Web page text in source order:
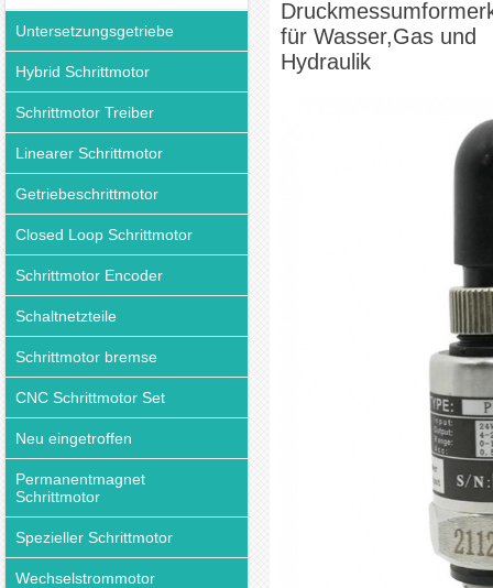
Untersetzungsgetriebe
Hybrid Schrittmotor
Schrittmotor Treiber
Linearer Schrittmotor
Getriebeschrittmotor
Closed Loop Schrittmotor
Schrittmotor Encoder
Schaltnetzteile
Schrittmotor bremse
CNC Schrittmotor Set
Neu eingetroffen
Permanentmagnet
Schrittmotor
Spezieller Schrittmotor
Wechselstrommotor
für Wasser,Gas und
Hydraulik